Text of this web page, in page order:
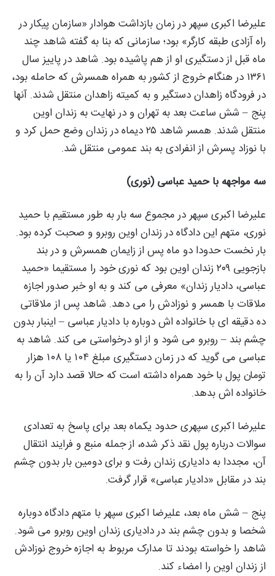
علیرضا اکبری سپهر در زمان بازداشت هوادار «سازمان پیکار در
راه آزادی طبقه کارگر» بود؛ سازمانی که بنا به گفته شاهد چند
ماه قبل از دستگیری او از هم پاشیده بود. شاهد در پاییز سال
۱۳۶۱ در هنگام خروج از کشور به همراه همسرش که حامله بود،
در فرودگاه زاهدان دستگیر و به کمیته زاهدان منتقل شدند. آنها
پنج – شش ساعت بعد به تهران و در نهایت به زندان اوین
منتقل شدند. همسر شاهد ۲۵ دیماه در زندان وضع حمل کرد و
با نوزاد پسرش از انفرادی به بند عمومی منتقل شد.
سه مواجهه با حمید عباسی (نوری)
علیرضا اکبری سپهر در مجموع سه بار به طور مستقيم با حمید
نوری، متهم این دادگاه در زندان اوین روبرو و صحبت کرده بود.
بار نخست حدودا دو ماه پس از زایمان همسرش و در بند
بازجویی ۲۰۹ زندان اوین بود که نوری خود را مستقیما «حمید
عباسی، دادیار زندان» معرفی می کند و به او خبر صدور اجازه
ملاقات با همسر و نوزادش را می دهد. شاهد پس از ملاقاتی
ده دقیقه ای با خانواده اش دوباره با دادیار عباسی – اینبار بدون
چشم بند – روبرو می شود و از او درخواستی می کند. شاهد به
عباسی می گوید که در زمان دستگیری مبلغ ۱۰۴ یا ۱۰۸ هزار
تومان پول با خود همراه داشته است که حالا قصد دارد آن را به
خانواده اش بدهد.
علیرضا اکبری سپهری حدود یکماه بعد برای پاسخ به تعدادی
سوالات درباره پول نقد ذکر شده، از جمله منبع و فرایند انتقال
آن، مجددا به دادیاری زندان رفت و برای دومین بار بدون چشم
بند در مقابل «دادیار عباسی» قرار گرفت.
پنج – شش ماه بعد، علیرضا اکبری سپهر با متهم دادگاه دوباره
شخصا و بدون چشم بند در دادیاری زندان اوین روبرو می شود.
شاهد را خواسته بودند تا مدارک مربوط به اجازه خروج نوزادش
از زندان اوین را امضاء کند.